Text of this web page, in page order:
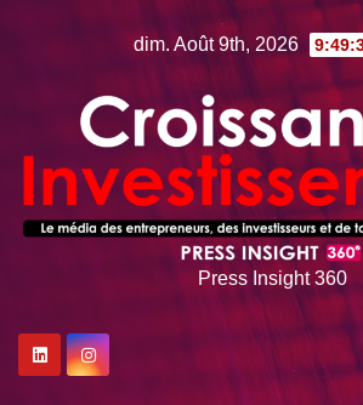
dim. Août 9th, 2026
Press Insight 360